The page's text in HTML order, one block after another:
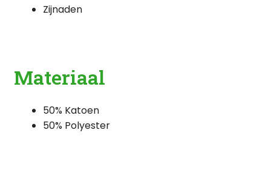
Zijnaden
Materiaal
50% Katoen
50% Polyester